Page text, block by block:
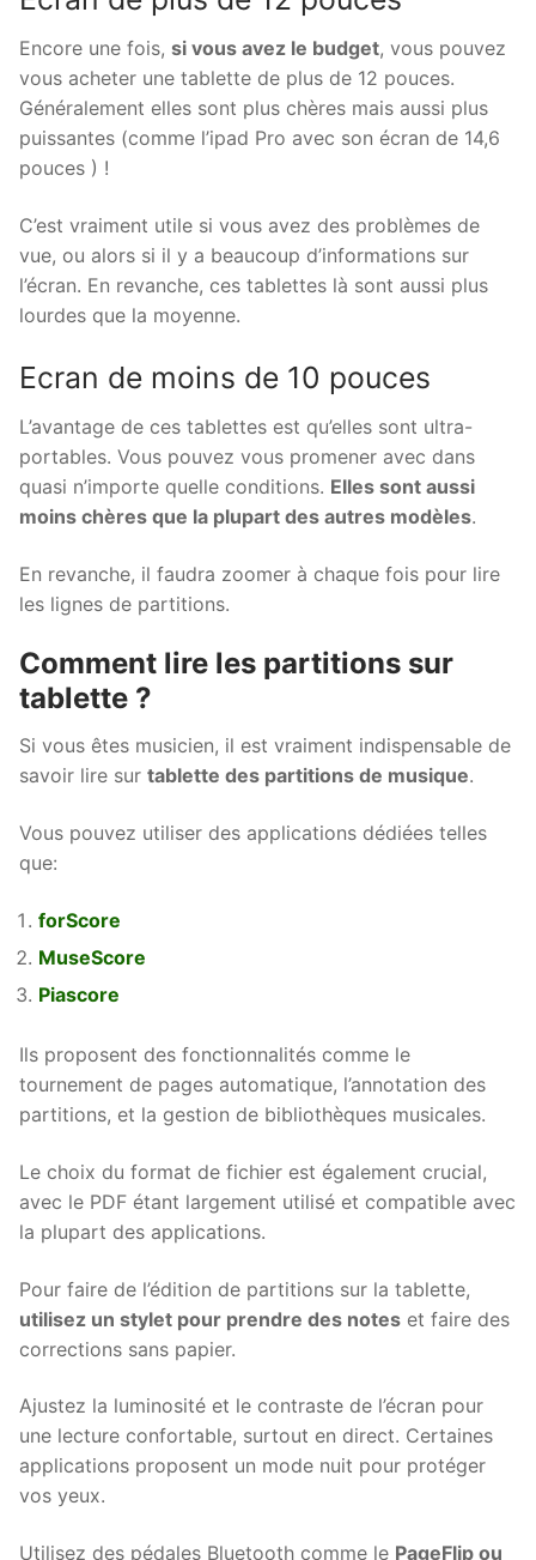
Encore une fois, si vous avez le budget, vous pouvez
vous acheter une tablette de plus de 12 pouces.
Généralement elles sont plus chères mais aussi plus
puissantes (comme l’ipad Pro avec son écran de 14,6
pouces ) !
C’est vraiment utile si vous avez des problèmes de
vue, ou alors si il y a beaucoup d’informations sur
l’écran. En revanche, ces tablettes là sont aussi plus
lourdes que la moyenne.
Ecran de moins de 10 pouces
L’avantage de ces tablettes est qu’elles sont ultra-
portables. Vous pouvez vous promener avec dans
quasi n’importe quelle conditions. Elles sont aussi
moins chères que la plupart des autres modèles.
En revanche, il faudra zoomer à chaque fois pour lire
les lignes de partitions.
Comment lire les partitions sur
tablette ?
Si vous êtes musicien, il est vraiment indispensable de
savoir lire sur tablette des partitions de musique.
Vous pouvez utiliser des applications dédiées telles
que:
forScore
MuseScore
Piascore
Ils proposent des fonctionnalités comme le
tournement de pages automatique, l’annotation des
partitions, et la gestion de bibliothèques musicales.
Le choix du format de fichier est également crucial,
avec le PDF étant largement utilisé et compatible avec
la plupart des applications.
Pour faire de l’édition de partitions sur la tablette,
utilisez un stylet pour prendre des notes et faire des
corrections sans papier.
Ajustez la luminosité et le contraste de l’écran pour
une lecture confortable, surtout en direct. Certaines
applications proposent un mode nuit pour protéger
vos yeux.
Utilisez des pédales Bluetooth comme le PageFlip ou